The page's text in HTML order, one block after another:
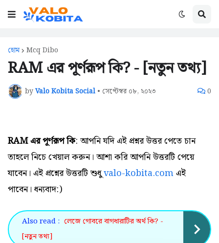
হোম Mcq Dibo
RAM এর পূর্ণরূপ কি? - [নতুন তথ্য]
byValo Kobita Social • সেপ্টেম্বর ০৮, ২০২৩ 0
RAM এর পূর্ণরূপ কি: আপনি যদি এই প্রশ্নর উত্তর পেতে চান
তাহলে নিচে খেয়াল করুন। আশা করি আপনি উত্তরটি পেয়ে
যাবেন। এই প্রশ্নের উত্তরটি শুধুvalo-kobita.comএই
পাবেন। ধন্যবাদ:)
Also read : লেজে গোবরে বাগধারাটির অর্থ কি? -
[নতুন তথ্য]